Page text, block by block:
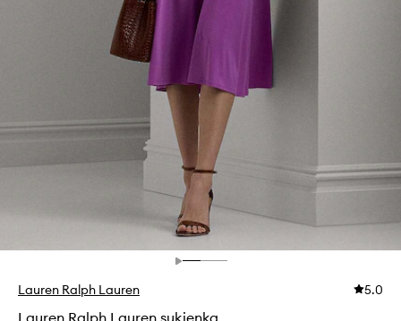
Lauren Ralph Lauren 5.0
Lauren Ralph Lauren sukienka